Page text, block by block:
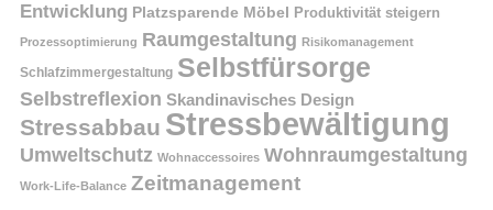
Entwicklung Platzsparende Möbel Produktivität steigern
Prozessoptimierung Raumgestaltung Risikomanagement
Schlafzimmergestaltung Selbstfürsorge
Selbstreflexion Skandinavisches Design
Stressabbau Stressbewältigung
Umweltschutz Wohnaccessoires Wohnraumgestaltung
Work-Life-Balance Zeitmanagement